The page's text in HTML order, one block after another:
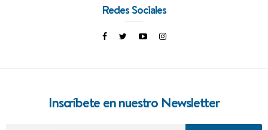
Redes Sociales
Inscríbete en nuestro Newsletter